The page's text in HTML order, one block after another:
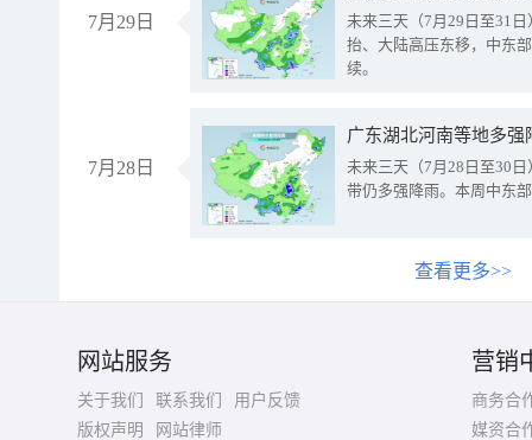
7月29日
未来三天（7月29日至31
抬、大陆高压东移，中东
续。
7月28日
广东湖北河南等地多
未来三天（7月28日至30
带仍多强降雨。本周中东
查看更多>>
网站服务
关于我们 联系我们
用户反馈
版权声明
网站律师
营销
商务合
媒资合